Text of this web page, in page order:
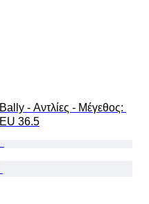
Bally - Αντλίες - Mέγεθος:
EU 36.5